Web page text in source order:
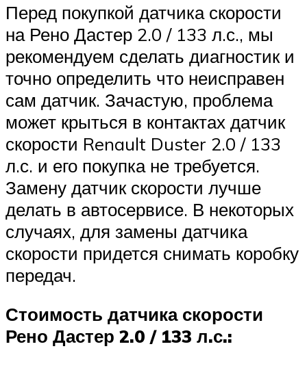
Перед покупкой датчика скорости
на Рено Дастер 2.0 / 133 л.с., мы
рекомендуем сделать диагностик и
точно определить что неисправен
сам датчик. Зачастую, проблема
может крыться в контактах датчик
скорости Renault Duster 2.0 / 133
л.с. и его покупка не требуется.
Замену датчик скорости лучше
делать в автосервисе. В некоторых
случаях, для замены датчика
скорости придется снимать коробку
передач.
Стоимость датчика скорости
Рено Дастер 2.0 / 133 л.с.: